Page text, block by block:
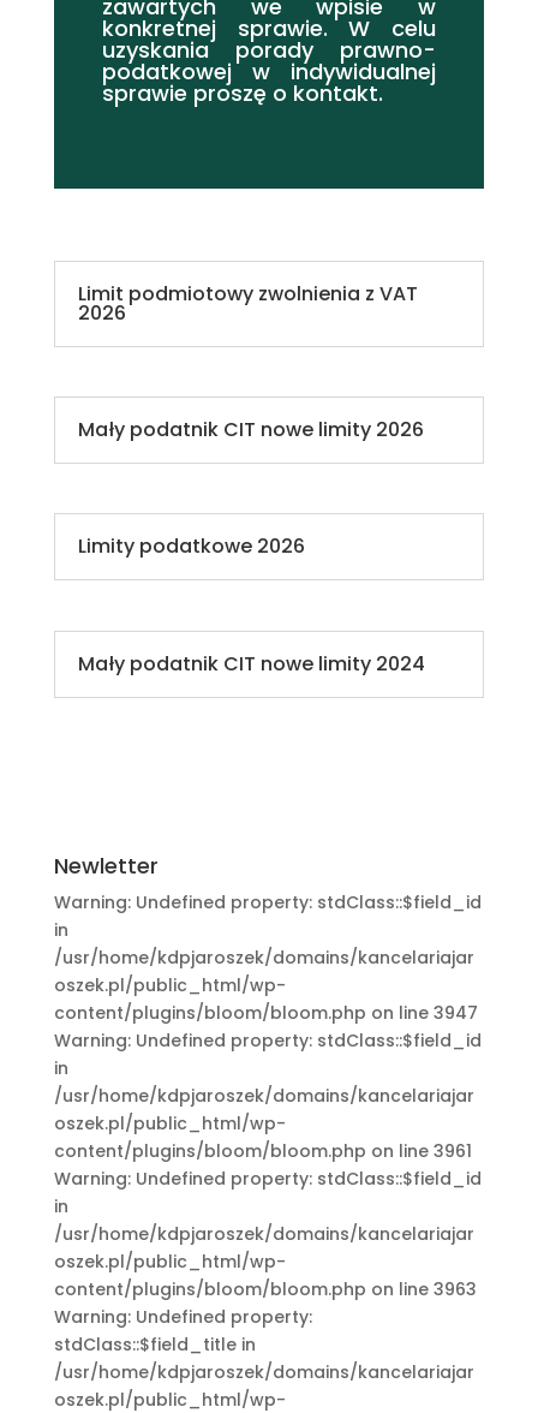
zawartych we wpisie w
konkretnej sprawie. W celu
uzyskania porady prawno-
podatkowej w indywidualnej
sprawie proszę o kontakt.
Limit podmiotowy zwolnienia z VAT
2026
Mały podatnik CIT nowe limity 2026
Limity podatkowe 2026
Mały podatnik CIT nowe limity 2024
Newletter
Warning: Undefined property: stdClass::$field_id
in
/usr/home/kdpjaroszek/domains/kancelariajar
oszek.pl/public_html/wp-
content/plugins/bloom/bloom.php on line 3947
Warning: Undefined property: stdClass::$field_id
in
/usr/home/kdpjaroszek/domains/kancelariajar
oszek.pl/public_html/wp-
content/plugins/bloom/bloom.php on line 3961
Warning: Undefined property: stdClass::$field_id
in
/usr/home/kdpjaroszek/domains/kancelariajar
oszek.pl/public_html/wp-
content/plugins/bloom/bloom.php on line 3963
Warning: Undefined property:
stdClass::$field_title in
/usr/home/kdpjaroszek/domains/kancelariajar
oszek.pl/public_html/wp-